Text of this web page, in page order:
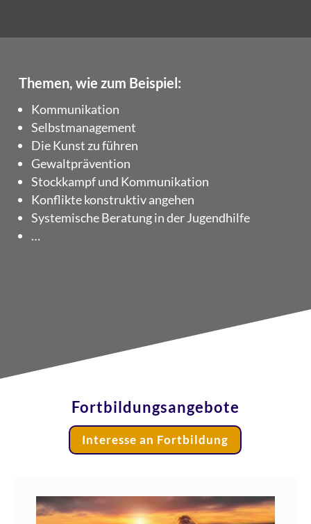
Themen, wie zum Beispiel:
Kom­mu­ni­ka­ti­on
Selbst­ma­nage­ment
Die Kunst zu führen
Gewalt­prä­ven­ti­on
Stock­kampf und Kommunikation
Kon­flik­te kon­struk­tiv angehen
Sys­te­mi­sche Bera­tung in der Jugendhilfe
…
Fortbildungsangebote
Inter­es­se an Fortbildung